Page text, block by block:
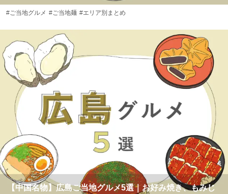
#ご当地グルメ #ご当地麺 #エリア別まとめ
【中国名物】広島ご当地グルメ5選｜お好み焼き、もみじ